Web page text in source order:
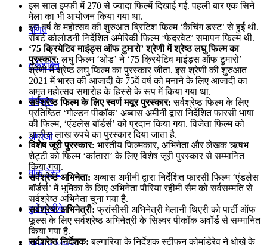
गणित
तर्कशक्ति
कंप्यूटर
अंग्रेजी
मॉक टेस्ट
टुडेज जीके
इस साल इफ्फी में 270 से ज्‍यादा फिल्में दिखाई गईं. पहली बार एक सिने
मेला का भी आयोजन किया गया था.
इस वर्ष के महोत्‍सव की शुरुआत ब्रिटिश फिल्‍म ‘कैचिंग डस्‍ट’ से हुई थी.
रॉबर्ट कोलोडनी निर्देशित अमेरिकी फिल्म ‘फेदरवेट’ समापन फिल्म थी.
‘75 क्रियेटिव माइंड्स ऑफ टुमारो’ श्रेणी में श्रेष्‍ठ लघु फिल्‍म का
पुरस्‍कार: लघु फिल्‍म ‘ओड’ ने ‘75 क्रियेटिव माइंड्स ऑफ टुमारो’
श्रेणी में श्रेष्‍ठ लघु फिल्‍म का पुरस्‍कार जीता. इस श्रेणी की शुरुआत
2021 में भारत की आजादी के 75वें वर्ष को मनाने के लिए आजादी का
अमृत महोत्सव समारोह के हिस्से के रूप में किया गया था.
सर्वश्रेष्ठ फिल्म के लिए स्‍वर्ण मयूर पुरस्‍कार: सर्वश्रेष्ठ फिल्म के लिए
प्रतिष्ठित ‘गोल्डन पीकॉक’ अब्बास अमीनी द्वारा निर्देशित फारसी भाषा
की फिल्‍म, ‘एंडलेस बॉर्डर्स’ को प्रदान किया गया. विजेता फिल्‍म को
चालीस लाख रुपये का पुरस्‍कार दिया जाता है.
विशेष जूरी पुरस्कार: भारतीय फिल्मकार, अभिनेता और लेखक ऋषभ
शेट्टी को फिल्म ‘कांतारा’ के लिए विशेष जूरी पुरस्कार से सम्‍मानित
किया गया.
सर्वश्रेष्ठ अभिनेता: अब्बास अमीनी द्वारा निर्देशित फारसी फिल्म ‘एंडलेस
बॉर्डर्स’ में भूमिका के लिए अभिनेता पौरिया रहीमी सैम को सर्वसम्मति से
सर्वश्रेष्ठ अभिनेता चुना गया है.
सर्वश्रेष्ठ अभिनेत्री: फ्रांसीसी अभिनेत्री मेलानी थिएरी को पार्टी ऑफ
फूल्स के लिए सर्वश्रेष्ठ अभिनेत्री के सिल्वर पीकॉक अवॉर्ड से सम्मानित
किया गया है.
सर्वश्रेष्ठ निर्देशक: बुल्गारिया के निर्देशक स्टीफन कोमांडेरेव ने धोखे के